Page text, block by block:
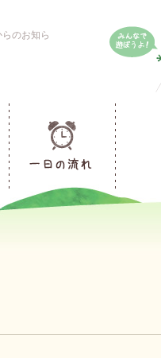
のお知ら